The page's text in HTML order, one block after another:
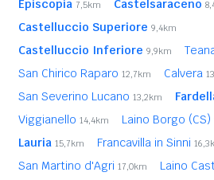
Episcopia 7,5km Castelsaraceno
Castelluccio Superiore 9,4km
Castelluccio Inferiore 9,9km
San Chirico Raparo 12,7km Calvera
San Severino Lucano 13,2km
Viggianello 14,4km Laino Borgo (CS)
Lauria 15,7km Francavilla in Sinni
San Martino d'Agri 17,0km Laino